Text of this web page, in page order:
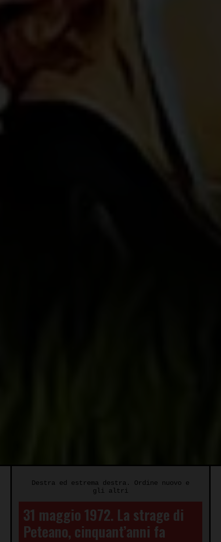
Destra ed estrema destra. Ordine nuovo e
gli altri
31 maggio 1972. La strage di
Peteano, cinquant’anni fa